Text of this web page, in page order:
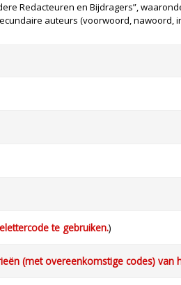
Redacteuren en Bijdragers”,
auteurs (voorwoord, nawoord,
te gebruiken.)
(met overeenkomstige codes) van